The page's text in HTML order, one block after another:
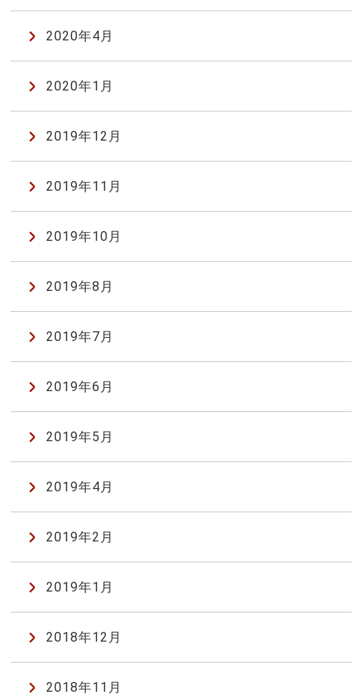
2020年4月
2020年1月
2019年12月
2019年11月
2019年10月
2019年8月
2019年7月
2019年6月
2019年5月
2019年4月
2019年2月
2019年1月
2018年12月
2018年11月